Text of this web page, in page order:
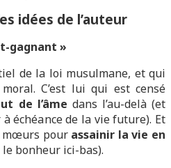
idées de l’auteur
gagnant »
de la loi musulmane, et qui
C’est lui qui est censé
de l’âme dans l’au-delà (et
échéance de la vie future). Et
mœurs pour assainir la vie en
bonheur ici-bas).